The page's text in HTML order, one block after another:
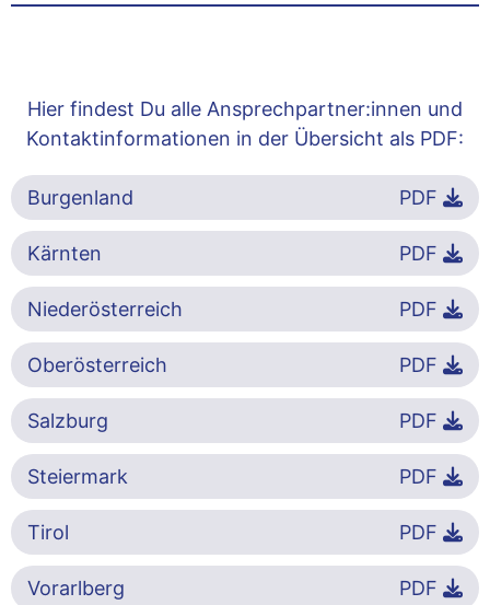
Hier findest Du alle Ansprechpartner:innen und
Kontaktinformationen in der Übersicht als PDF:
Burgenland PDF
Kärnten PDF
Niederösterreich PDF
Oberösterreich PDF
Salzburg PDF
Steiermark PDF
Tirol PDF
Vorarlberg PDF